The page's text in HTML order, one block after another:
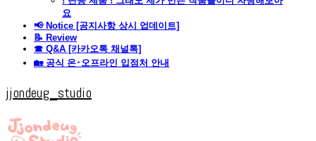
요
📢 Notice [공지사항 상시 업데이트]
📝 Review
☎ Q&A [카카오톡 채널톡]
🏡 공식 온･오프라인 입점처 안내
jjondeug_studio